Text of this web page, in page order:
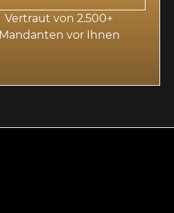
Vertraut von 2.500+
Mandanten vor Ihnen